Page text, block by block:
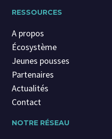
RESSOURCES
A propos
Écosystème
Jeunes pousses
Partenaires
Actualités
Contact
NOTRE RÉSEAU